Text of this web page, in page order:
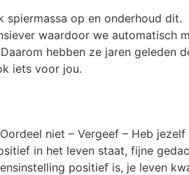
spiermassa op en onderhoud dit.
waardoor we automatisch
hebben ze jaren
iets voor jou.
niet – Vergeef – Heb jezelf
in het leven staat, fijne
positief is, je leven